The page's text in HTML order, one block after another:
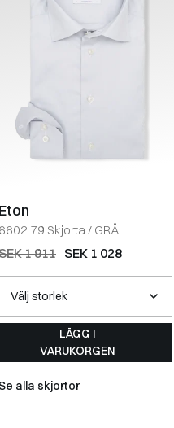
Eton
6602 79 Skjorta / GRÅ
1 911 SEK 1 028
LÄGG I
VARUKORGEN
Se alla skjortor